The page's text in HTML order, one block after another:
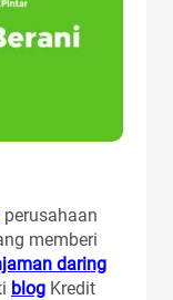
perusahaan
memberi
daring
blog Kredit